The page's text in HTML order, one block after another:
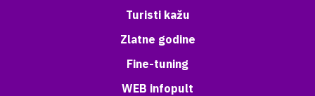
Turisti kažu
Zlatne godine
Fine-tuning
WEB infopult